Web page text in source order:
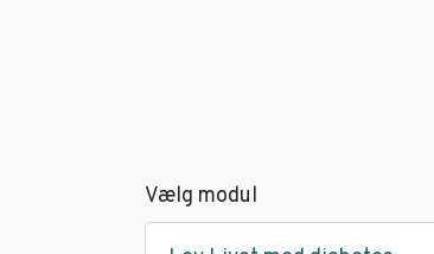
Vælg modul